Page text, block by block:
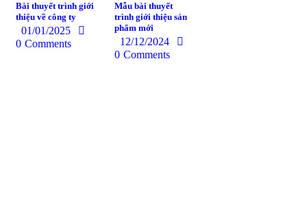
Bài thuyết trình giới
thiệu về công ty
01/01/2025
0 Comments
Mẫu bài thuyết
trình giới thiệu sản
phẩm mới
12/12/2024
0 Comments